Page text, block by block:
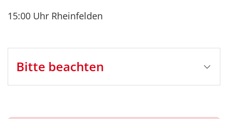
15:00 Uhr Rheinfelden
Bitte beachten